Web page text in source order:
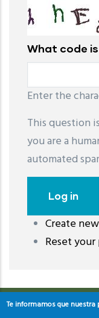
What code
Enter the
This question
you are a
automated
Create
Reset
레딧 다운로드
download
Te informamos que